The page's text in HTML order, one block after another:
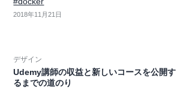
2018年11月21日
デザイン
Udemy講師の収益と新しいコースを公開す
るまでの道のり